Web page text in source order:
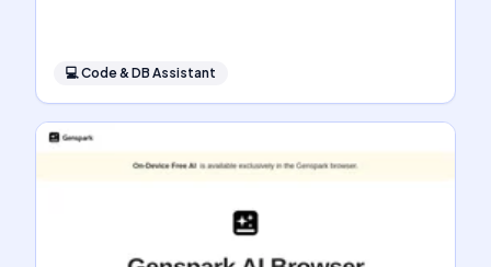
💻Code & DB Assistant